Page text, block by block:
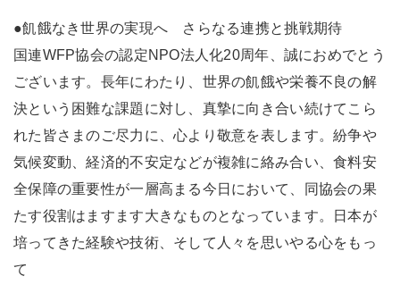
●飢餓なき世界の実現へ さらなる連携と挑戦期待
国連WFP協会の認定NPO法人化20周年、誠におめでとう
ございます。長年にわたり、世界の飢餓や栄養不良の解
決という困難な課題に対し、真摯に向き合い続けてこら
れた皆さまのご尽力に、心より敬意を表します。紛争や
気候変動、経済的不安定などが複雑に絡み合い、食料安
全保障の重要性が一層高まる今日において、同協会の果
たす役割はますます大きなものとなっています。日本が
培ってきた経験や技術、そして人々を思いやる心をもっ
て